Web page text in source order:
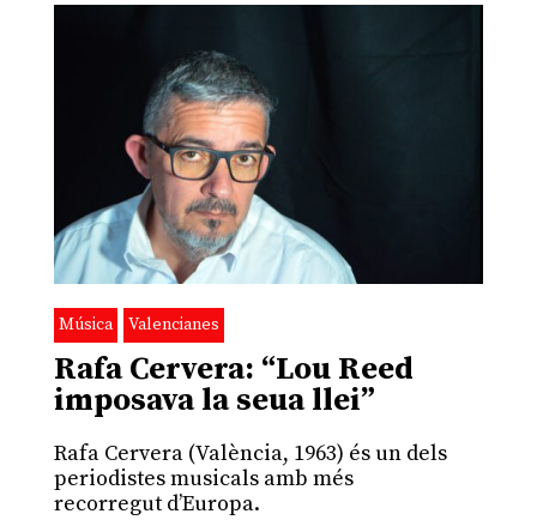
Música Valencianes
Rafa Cervera: “Lou Reed
imposava la seua llei”
Rafa Cervera (València, 1963) és un dels
periodistes musicals amb més
recorregut d’Europa.